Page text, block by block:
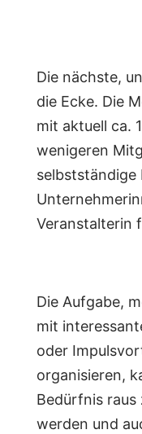
Die nächste,
die Ecke. Die
mit aktuell ca.
wenigeren
selbstständige
Veranstalterin
Die Aufgabe,
mit
oder
organisieren,
Bedürfnis raus
werden und